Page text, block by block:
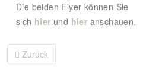
Die beiden Flyer können Sie
sich hier und hier anschauen.
Vorheriger Beitrag: Buch "Kleine Häuser"
Zurück